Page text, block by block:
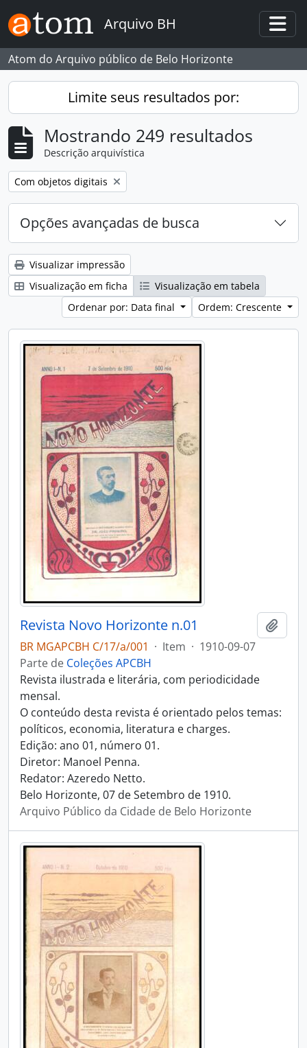
Skip to main content
Arquivo BH
Atom do Arquivo público de Belo Horizonte
Limite seus resultados por:
Mostrando 249 resultados
Descrição arquivística
Remover filtro:
Com objetos digitais
Opções avançadas de busca
Visualizar impressão
Visualização em ficha
Visualização em tabela
Ordenar por: Data final
Ordem: Crescente
Revista Novo Horizonte n.01
BR MGAPCBH C/17/a/001 · Item · 1910-09-07
Parte de Coleções APCBH
Revista ilustrada e literária, com periodicidade
mensal.
O conteúdo desta revista é orientado pelos temas:
políticos, economia, literatura e charges.
Edição: ano 01, número 01.
Diretor: Manoel Penna.
Redator: Azeredo Netto.
Belo Horizonte, 07 de Setembro de 1910.
Arquivo Público da Cidade de Belo Horizonte